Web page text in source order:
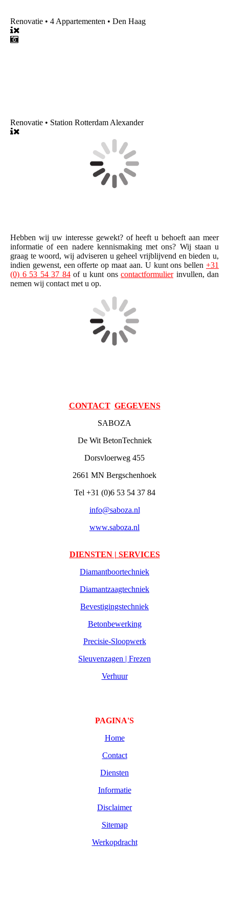
Renovatie • 4 Appartementen • Den Haag
Renovatie • Station Rotterdam Alexander
Hebben wij uw interesse gewekt? of heeft u behoeft aan meer
informatie of een nadere kennismaking met ons? Wij staan u
graag te woord, wij adviseren u geheel vrijblijvend en bieden u,
indien gewenst, een offerte op maat aan. U kunt ons bellen +31
(0) 6 53 54 37 84of u kunt ons contactformulierinvullen, dan
nemen wij contact met u op.
CONTACT GEGEVENS
SABOZA
De Wit BetonTechniek
Dorsvloerweg 455
2661 MN Bergschenhoek
Tel +31 (0)6 53 54 37 84
info@saboza.nl
www.saboza.nl
DIENSTEN | SERVICES
Diamantboortechniek
Diamantzaagtechniek
Bevestigingstechniek
Betonbewerking
Precisie-Sloopwerk
Sleuvenzagen | Frezen
Verhuur
PAGINA'S
Home
Contact
Diensten
Informatie
Disclaimer
Sitemap
Werkopdracht